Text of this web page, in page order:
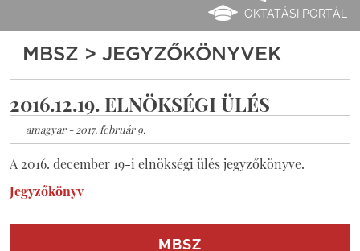
OKTATÁSI PORTÁL
MBSZ > JEGYZŐKÖNYVEK
2016.12.19. ELNÖKSÉGI ÜLÉS
amagyar - 2017. február 9.
A 2016. december 19-i elnökségi ülés jegyzőkönyve.
Jegyzőkönyv
MBSZ